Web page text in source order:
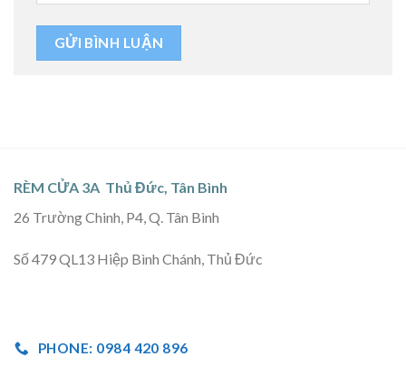
RÈM CỬA 3A Thủ Đức, Tân Bình
26 Trường Chinh, P4, Q. Tân Bình
Số 479 QL13 Hiệp Bình Chánh, Thủ Đức
PHONE: 0984 420 896